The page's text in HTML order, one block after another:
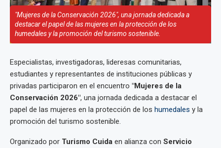
"Mujeres de la Conservación 2026", una jornada dedicada a
destacar el papel de las mujeres en la protección de los
humedales y la promoción del turismo sostenible.
Especialistas, investigadoras, lideresas comunitarias,
estudiantes y representantes de instituciones públicas y
privadas participaron en el encuentro "Mujeres de la
Conservación 2026", una jornada dedicada a destacar el
papel de las mujeres en la protección de los humedales y la
promoción del turismo sostenible.
Organizado por Turismo Cuida en alianza con Servicio